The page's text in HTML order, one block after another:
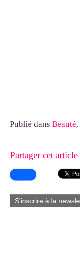
Publié dans Beauté,
Partager cet article
S'inscrire à la